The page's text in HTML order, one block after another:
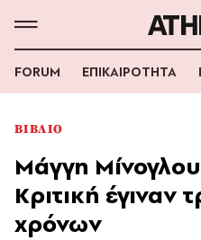
FORUM ΕΠΙΚΑΙΡΟΤΗΤΑ
ΒΙΒΛΙΟ
Μάγγη
Κριτική έγιναν
χρόνων